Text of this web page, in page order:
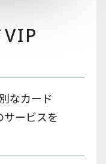
VIP
なカード
サービスを